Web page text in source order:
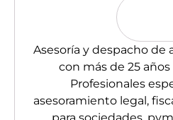
Asesoría y despacho de
con más de 25
Profesionales
asesoramiento legal,